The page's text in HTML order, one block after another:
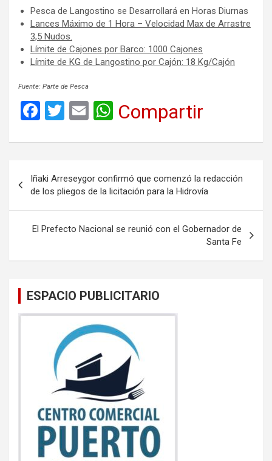
Pesca de Langostino se Desarrollará en Horas Diurnas
Lances Máximo de 1 Hora – Velocidad Max de Arrastre
3,5 Nudos.
Límite de Cajones por Barco: 1000 Cajones
Límite de KG de Langostino por Cajón: 18 Kg/Cajón
Fuente: Parte de Pesca
F
ce
b
o
o
k
T
tt
E
ail
W
at
s
A
p
p
Compartir
de
entradas
Iñaki Arreseygor confirmó que comenzó la redacción
de los pliegos de la licitación para la Hidrovía
El Prefecto Nacional se reunió con el Gobernador de
Santa Fe
ESPACIO PUBLICITARIO